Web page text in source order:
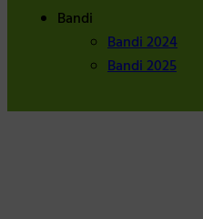
Bandi
Bandi 2024
Bandi 2025